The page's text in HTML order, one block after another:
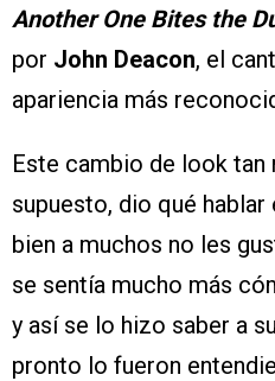
Another One Bites the
por John Deacon, el
apariencia más
Este cambio de look tan
supuesto, dio qué
bien a muchos no les
se sentía mucho más
y así se lo hizo saber a
pronto lo fueron